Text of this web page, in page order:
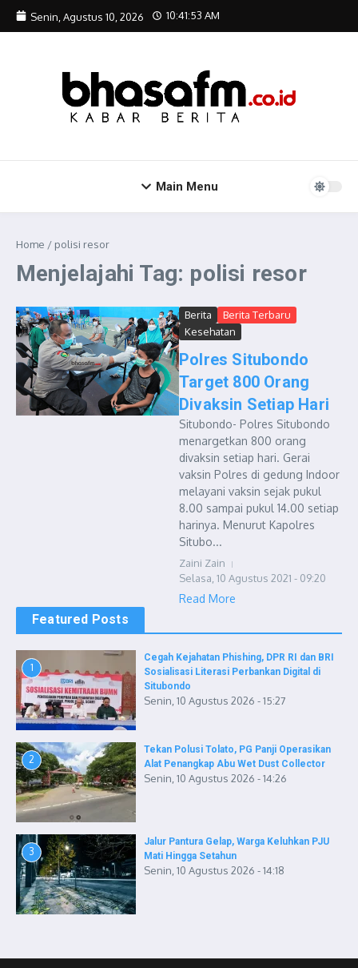
Lewati ke konten
Senin, Agustus 10, 2026 10:41:54 AM
Main Menu
Home / polisi resor
Menjelajahi Tag: polisi resor
Berita
Berita Terbaru
Kesehatan
Polres Situbondo
Target 800 Orang
Divaksin Setiap Hari
Situbondo- Polres Situbondo
menargetkan 800 orang
divaksin setiap hari. Gerai
vaksin Polres di gedung Indoor
melayani vaksin sejak pukul
8.00 sampai pukul 14.00 setiap
harinya. Menurut Kapolres
Situbo...
Zaini Zain
Selasa, 10 Agustus 2021 - 09:20
Read More
Featured Posts
1
Cegah Kejahatan Phishing, DPR RI dan BRI
Sosialisasi Literasi Perbankan Digital di
Situbondo
Senin, 10 Agustus 2026 - 15:27
2
Tekan Polusi Tolato, PG Panji Operasikan
Alat Penangkap Abu Wet Dust Collector
Senin, 10 Agustus 2026 - 14:26
3
Jalur Pantura Gelap, Warga Keluhkan PJU
Mati Hingga Setahun
Senin, 10 Agustus 2026 - 14:18